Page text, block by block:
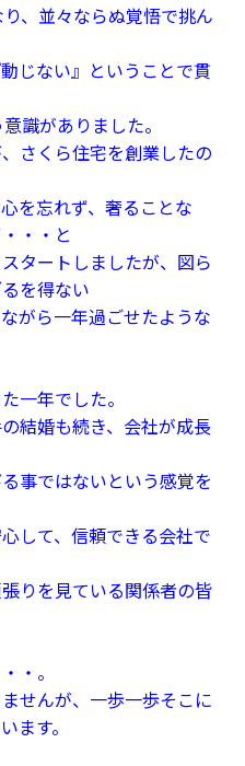
、並々ならぬ覚悟で挑ん
じない』ということで貫
識がありました。
さくら住宅を創業したの
を忘れず、奢ることな
・・と
タートしましたが、図ら
を得ない
がら一年過ごせたような
一年でした。
結婚も続き、会社が成長
事ではないという感覚を
して、信頼できる会社で
りを見ている関係者の皆
・。
せんが、一歩一歩そこに
ます。